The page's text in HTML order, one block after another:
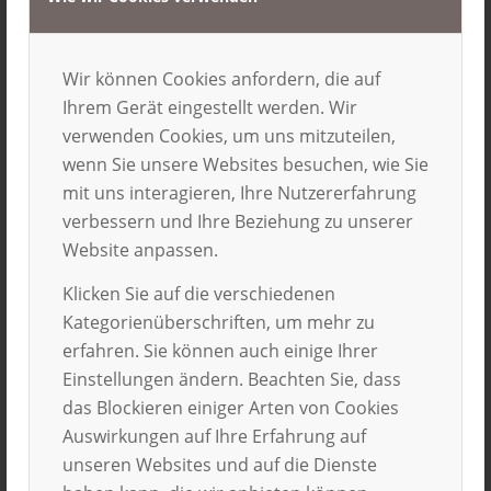
Wir können Cookies anfordern, die auf
Ihrem Gerät eingestellt werden. Wir
verwenden Cookies, um uns mitzuteilen,
wenn Sie unsere Websites besuchen, wie Sie
mit uns interagieren, Ihre Nutzererfahrung
verbessern und Ihre Beziehung zu unserer
Website anpassen.
Klicken Sie auf die verschiedenen
Kategorienüberschriften, um mehr zu
erfahren. Sie können auch einige Ihrer
Einstellungen ändern. Beachten Sie, dass
das Blockieren einiger Arten von Cookies
Auswirkungen auf Ihre Erfahrung auf
unseren Websites und auf die Dienste
EF Education First
Australien bei Travelworks
kostenlose Broschüre über Auslandspraktika
Work and Travel Australien
Voraussetzungen und
Vorbereitung
Vorausgesetzt werden einMindestalter von 18
Jahren, gute englische
Sprachkenntnisse und nach Möglichkeit der
Abschluss einer weiterführenden Schule. In
manchen
Berufsfeldern ist es erforderlich, bereits
praktische Erfahrungen oder eine Ausbildung in